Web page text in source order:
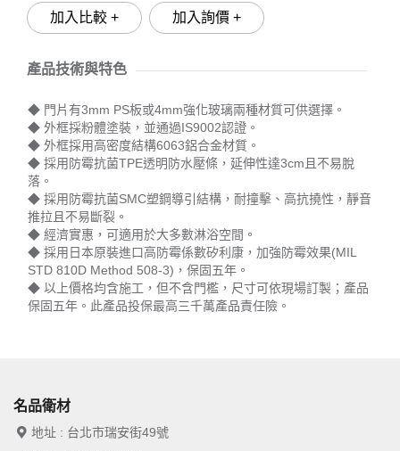
加入比較 + 加入詢價 +
產品技術與特色
◆ 門片有3mm PS板或4mm強化玻璃兩種材質可供選擇。
◆ 外框採粉體塗裝，並通過IS9002認證。
◆ 外框採用高密度結構6063鋁合金材質。
◆ 採用防霉抗菌TPE透明防水壓條，延伸性達3cm且不易脫
落。
◆ 採用防霉抗菌SMC塑鋼導引結構，耐撞擊、高抗撓性，靜音
推拉且不易斷裂。
◆ 經濟實惠，可適用於大多數淋浴空間。
◆ 採用日本原裝進口高防霉係數矽利康，加強防霉效果(MIL
STD 810D Method 508-3)，保固五年。
◆ 以上價格均含施工，但不含門檻，尺寸可依現場訂製；產品
保固五年。此產品投保最高三千萬產品責任險。
名品衛材
地址 : 台北市瑞安街49號